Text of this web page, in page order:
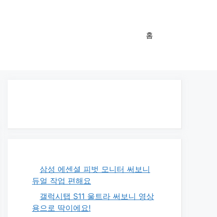
홈
삼성 에센셜 피벗 모니터 써보니
듀얼 작업 편해요
갤럭시탭 S11 울트라 써보니 영상
용으로 딱이에요!